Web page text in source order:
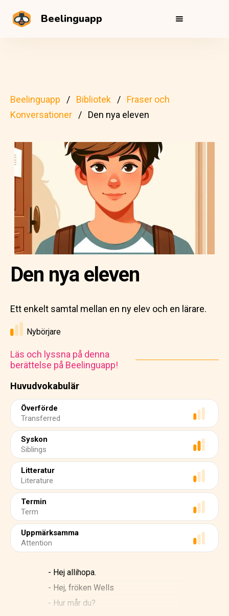
Beelinguapp
Beelinguapp Bibliotek
Fraser och
Konversationer
Den nya eleven
Huvudvokabulär
Överförde
Transferred
Syskon
Siblings
Litteratur
Literature
Termin
Term
Uppmärksamma
Attention
Den nya eleven
Ett enkelt samtal mellan en ny elev och en lärare.
Nybörjare
Läs och lyssna på denna
berättelse på Beelinguapp!
- Hej allihopa.
- Hej, fröken Wells
- Hur mår du?